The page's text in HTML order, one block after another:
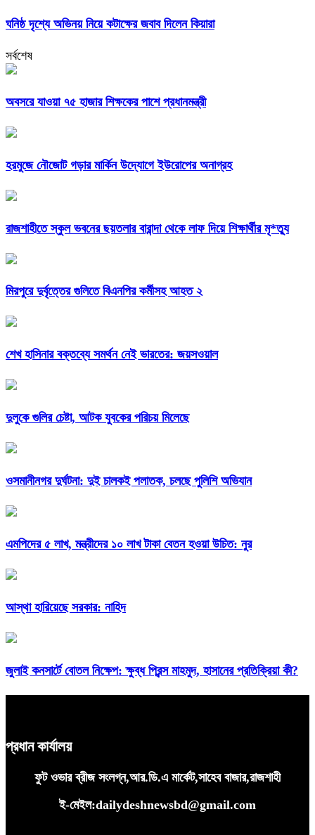
ঘনিষ্ঠ দৃশ্যে অভিনয় নিয়ে কটাক্ষের জবাব দিলেন কিয়ারা
সর্বশেষ
অবসরে যাওয়া ৭৫ হাজার শিক্ষকের পাশে প্রধানমন্ত্রী
হরমুজে নৌজোট গড়ার মার্কিন উদ্যোগে ইউরোপের অনাগ্রহ
রাজশাহীতে স্কুল ভবনের ছয়তলার বারান্দা থেকে লাফ দিয়ে শিক্ষার্থীর মৃ*ত্যু
মিরপুরে দুর্বৃত্তের গুলিতে বিএনপির কর্মীসহ আহত ২
শেখ হাসিনার বক্তব্যে সমর্থন নেই ভারতের: জয়সওয়াল
দুলুকে গুলির চেষ্টা, আটক যুবকের পরিচয় মিলেছে
ওসমানীনগর দুর্ঘটনা: দুই চালকই পলাতক, চলছে পুলিশি অভিযান
এমপিদের ৫ লাখ, মন্ত্রীদের ১০ লাখ টাকা বেতন হওয়া উচিত: নুর
আস্থা হারিয়েছে সরকার: নাহিদ
জুলাই কনসার্টে বোতল নিক্ষেপ: ক্ষুব্ধ প্রিন্স মাহমুদ, হাসানের প্রতিক্রিয়া কী?
প্রধান কার্যালয়
ফুট ওভার ব্রীজ সংলগ্ন,আর.ডি.এ মার্কেট,সাহেব বাজার,রাজশাহী
ই-মেইল:dailydeshnewsbd@gmail.com